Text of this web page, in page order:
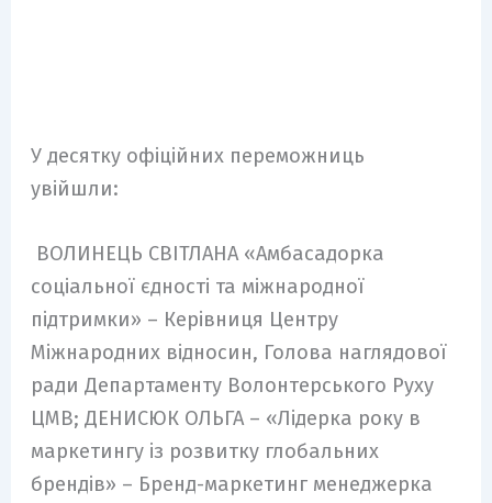
У десятку офіційних переможниць
увійшли:
ВОЛИНЕЦЬ СВІТЛАНА «Амбасадорка
соціальної єдності та міжнародної
підтримки» – Керівниця Центру
Міжнародних відносин, Голова наглядової
ради Департаменту Волонтерського Руху
ЦМВ; ДЕНИСЮК ОЛЬГА – «Лідерка року в
маркетингу із розвитку глобальних
брендів» – Бренд-маркетинг менеджерка